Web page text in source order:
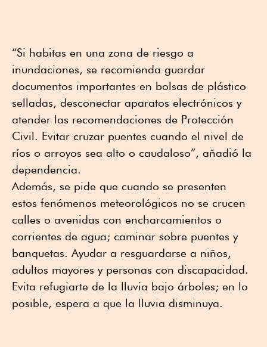
“Si habitas en una zona de riesgo a
inundaciones, se recomienda guardar
documentos importantes en bolsas de plástico
selladas, desconectar aparatos electrónicos y
atender las recomendaciones de Protección
Civil. Evitar cruzar puentes cuando el nivel de
ríos o arroyos sea alto o caudaloso”, añadió la
dependencia.
Además, se pide que cuando se presenten
estos fenómenos meteorológicos no se crucen
calles o avenidas con encharcamientos o
corrientes de agua; caminar sobre puentes y
banquetas. Ayudar a resguardarse a niños,
adultos mayores y personas con discapacidad.
Evita refugiarte de la lluvia bajo árboles; en lo
posible, espera a que la lluvia disminuya.